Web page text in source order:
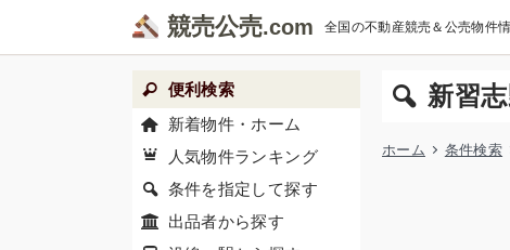
競売公売 全国の不動産競売＆公売物件
新習
ホーム 条件検索
便利検索
新着物件・ホーム
人気物件ランキング
条件を指定して探す
出品者から探す